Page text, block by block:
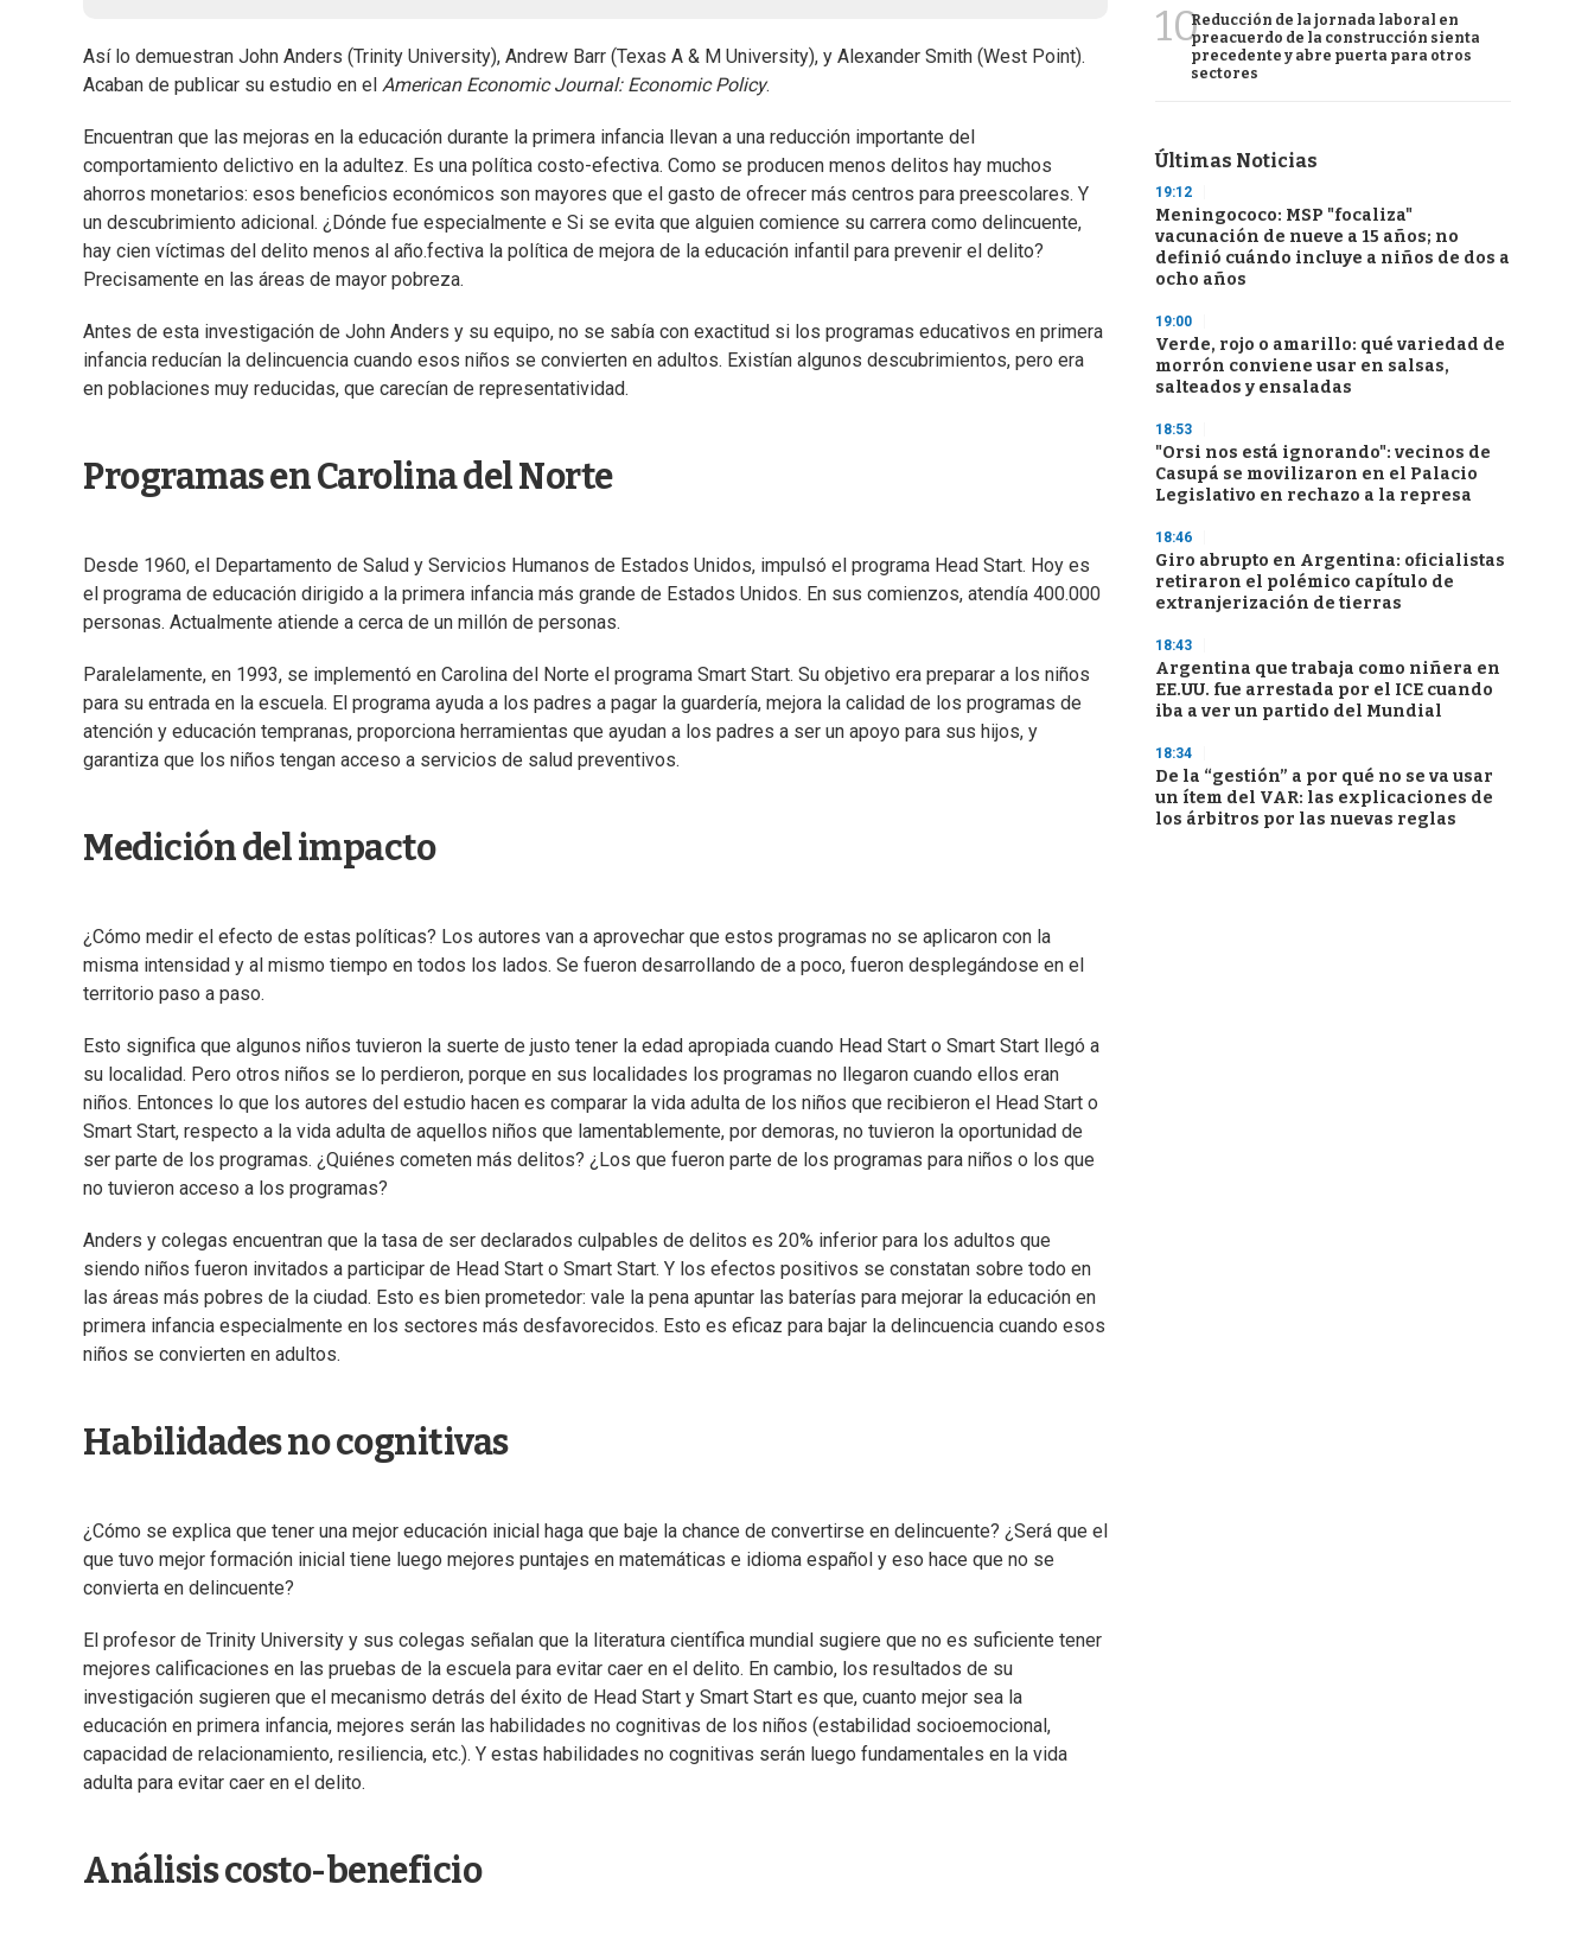
Así lo demuestran John Anders (Trinity University), Andrew Barr (Texas A & M University), y Alexander Smith (West Point).
Acaban de publicar su estudio en el American Economic Journal: Economic Policy.
Encuentran que las mejoras en la educación durante la primera infancia llevan a una reducción importante del
comportamiento delictivo en la adultez. Es una política costo-efectiva. Como se producen menos delitos hay muchos
ahorros monetarios: esos beneficios económicos son mayores que el gasto de ofrecer más centros para preescolares. Y
un descubrimiento adicional. ¿Dónde fue especialmente e Si se evita que alguien comience su carrera como delincuente,
hay cien víctimas del delito menos al año.fectiva la política de mejora de la educación infantil para prevenir el delito?
Precisamente en las áreas de mayor pobreza.
Antes de esta investigación de John Anders y su equipo, no se sabía con exactitud si los programas educativos en primera
infancia reducían la delincuencia cuando esos niños se convierten en adultos. Existían algunos descubrimientos, pero era
en poblaciones muy reducidas, que carecían de representatividad.
Programas en Carolina del Norte
Desde 1960, el Departamento de Salud y Servicios Humanos de Estados Unidos, impulsó el programa Head Start. Hoy es
el programa de educación dirigido a la primera infancia más grande de Estados Unidos. En sus comienzos, atendía 400.000
personas. Actualmente atiende a cerca de un millón de personas.
Paralelamente, en 1993, se implementó en Carolina del Norte el programa Smart Start. Su objetivo era preparar a los niños
para su entrada en la escuela. El programa ayuda a los padres a pagar la guardería, mejora la calidad de los programas de
atención y educación tempranas, proporciona herramientas que ayudan a los padres a ser un apoyo para sus hijos, y
garantiza que los niños tengan acceso a servicios de salud preventivos.
Medición del impacto
¿Cómo medir el efecto de estas políticas? Los autores van a aprovechar que estos programas no se aplicaron con la
misma intensidad y al mismo tiempo en todos los lados. Se fueron desarrollando de a poco, fueron desplegándose en el
territorio paso a paso.
Esto significa que algunos niños tuvieron la suerte de justo tener la edad apropiada cuando Head Start o Smart Start llegó a
su localidad. Pero otros niños se lo perdieron, porque en sus localidades los programas no llegaron cuando ellos eran
niños. Entonces lo que los autores del estudio hacen es comparar la vida adulta de los niños que recibieron el Head Start o
Smart Start, respecto a la vida adulta de aquellos niños que lamentablemente, por demoras, no tuvieron la oportunidad de
ser parte de los programas. ¿Quiénes cometen más delitos? ¿Los que fueron parte de los programas para niños o los que
no tuvieron acceso a los programas?
Anders y colegas encuentran que la tasa de ser declarados culpables de delitos es 20% inferior para los adultos que
siendo niños fueron invitados a participar de Head Start o Smart Start. Y los efectos positivos se constatan sobre todo en
las áreas más pobres de la ciudad. Esto es bien prometedor: vale la pena apuntar las baterías para mejorar la educación en
primera infancia especialmente en los sectores más desfavorecidos. Esto es eficaz para bajar la delincuencia cuando esos
niños se convierten en adultos.
Habilidades no cognitivas
¿Cómo se explica que tener una mejor educación inicial haga que baje la chance de convertirse en delincuente? ¿Será que el
que tuvo mejor formación inicial tiene luego mejores puntajes en matemáticas e idioma español y eso hace que no se
convierta en delincuente?
El profesor de Trinity University y sus colegas señalan que la literatura científica mundial sugiere que no es suficiente tener
mejores calificaciones en las pruebas de la escuela para evitar caer en el delito. En cambio, los resultados de su
investigación sugieren que el mecanismo detrás del éxito de Head Start y Smart Start es que, cuanto mejor sea la
educación en primera infancia, mejores serán las habilidades no cognitivas de los niños (estabilidad socioemocional,
capacidad de relacionamiento, resiliencia, etc.). Y estas habilidades no cognitivas serán luego fundamentales en la vida
adulta para evitar caer en el delito.
Análisis costo-beneficio
10Reducción de la jornada laboral en
preacuerdo de la construcción sienta
precedente y abre puerta para otros
sectores
Últimas Noticias
19:12
Meningococo: MSP "focaliza"
vacunación de nueve a 15 años; no
definió cuándo incluye a niños de dos a
ocho años
19:00
Verde, rojo o amarillo: qué variedad de
morrón conviene usar en salsas,
salteados y ensaladas
18:53
"Orsi nos está ignorando": vecinos de
Casupá se movilizaron en el Palacio
Legislativo en rechazo a la represa
18:46
Giro abrupto en Argentina: oficialistas
retiraron el polémico capítulo de
extranjerización de tierras
18:43
Argentina que trabaja como niñera en
EE.UU. fue arrestada por el ICE cuando
iba a ver un partido del Mundial
18:34
De la “gestión” a por qué no se va usar
un ítem del VAR: las explicaciones de
los árbitros por las nuevas reglas